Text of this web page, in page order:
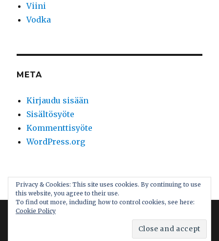
Viini
Vodka
META
Kirjaudu sisään
Sisältösyöte
Kommenttisyöte
WordPress.org
Maistelun maailma Palvelun tarjoaa WordPress
Privacy & Cookies: This site uses cookies. By continuing to use
this website, you agree to their use.
To find out more, including how to control cookies, see here:
Cookie Policy